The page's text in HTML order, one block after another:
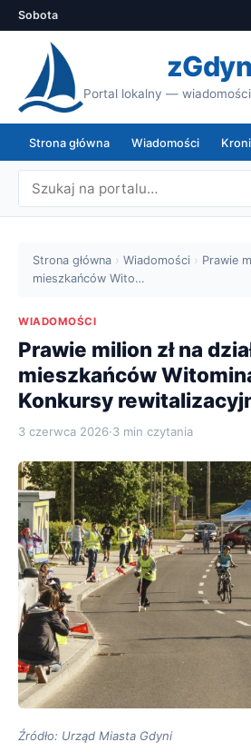
Sobota
Portal lokalny —
Strona główna Wiadomości
Strona główna › Wiadomości › Prawie
mieszkańców Wito…
WIADOMOŚCI
Prawie milion zł na
mieszkańców
Konkursy
3 czerwca 2026·3 min czytania
Źródło: Urząd Miasta Gdyni